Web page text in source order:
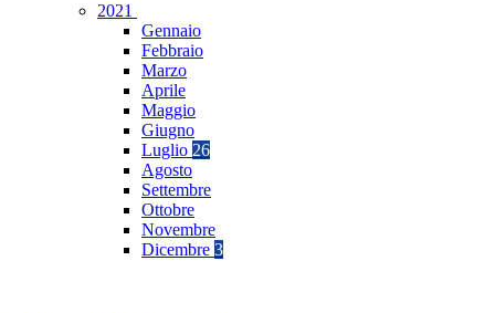
2021
Gennaio
Febbraio
Marzo
Aprile
Maggio
Giugno
Luglio 26
Agosto
Settembre
Ottobre
Novembre
Dicembre 3